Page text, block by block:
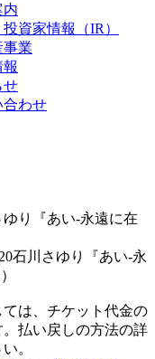
内
資家情報（IR）
事業
せ
合わせ
あい-永遠に在
川さゆり『あい-永
は、チケット代金の
払い戻しの方法の詳
。